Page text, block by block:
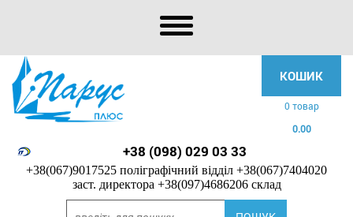
КОШИК
0 товар
0.00
+38 (098) 029 03 33
+38(067)9017525 поліграфічний відділ +38(067)7404020
заст. директора +38(097)4686206 склад